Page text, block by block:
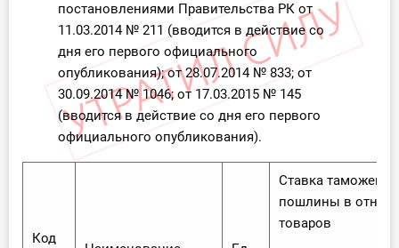
постановлениями Правительства РК от
11.03.2014 № 211 (вводится в действие со
дня его первого официального
опубликования); от 28.07.2014 № 833; от
30.09.2014 № 1046; от 17.03.2015 № 145
(вводится в действие со дня его первого
официального опубликования).
Код
Ставка
пошлины в
товаров